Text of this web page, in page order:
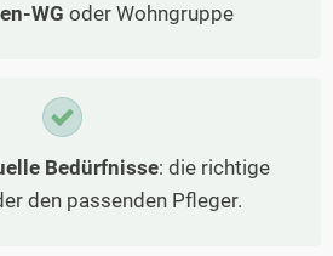
WG oder Wohngruppe
Bedürfnisse: die richtige
den passenden Pfleger.